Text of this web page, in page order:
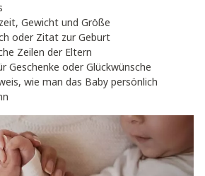
Gewicht und Größe
oder Zitat zur Geburt
Zeilen der Eltern
Geschenke oder Glückwünsche
wie man das Baby persönlich